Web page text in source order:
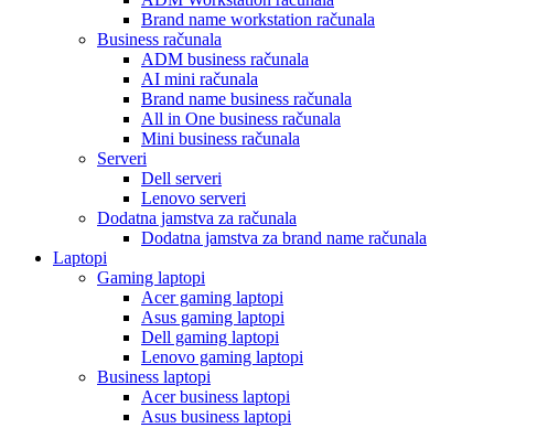
Brand name workstation računala
Business računala
ADM business računala
AI mini računala
Brand name business računala
All in One business računala
Mini business računala
Serveri
Dell serveri
Lenovo serveri
Dodatna jamstva za računala
Dodatna jamstva za brand name računala
Laptopi
Gaming laptopi
Acer gaming laptopi
Asus gaming laptopi
Dell gaming laptopi
Lenovo gaming laptopi
Business laptopi
Acer business laptopi
Asus business laptopi